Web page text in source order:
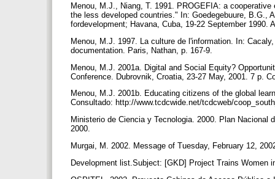
Menou, M.J., Niang, T. 1991. PROGEFIA: a
the less developed countries." In: Goedegebuure, B.G.,
fordevelopment; Havana, Cuba, 19-22 September
Menou, M.J. 1997. La culture de l'information. In:
documentation. Paris, Nathan, p. 167-9.
Menou, M.J. 2001a. Digital and Social Equity?
Conference. Dubrovnik, Croatia, 23-27 May, 2001. 7 p.
Menou, M.J. 2001b. Educating citizens of the global
Consultado: http://www.tcdcwide.net/tcdcweb/
Ministerio de Ciencia y Tecnologia. 2000. Plan Nacional
2000.
Murgai, M. 2002. Message of Tuesday, February 12,
Development list.Subject: [GKD] Project Trains Women